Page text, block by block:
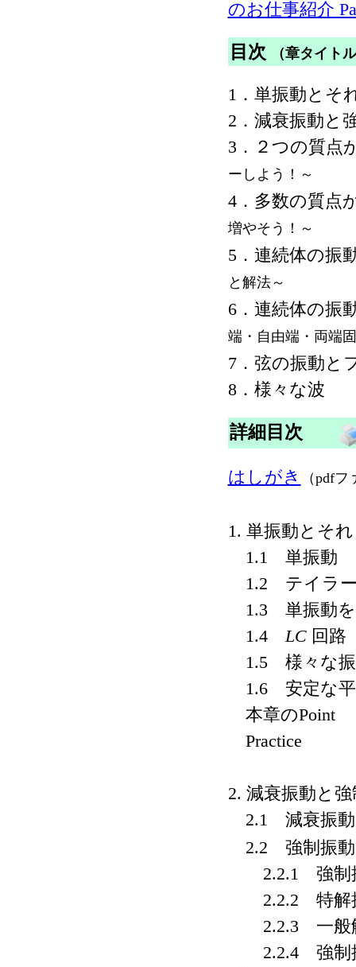
のお仕事紹介
目次 （章タイト
1．単振動とそ
2．減衰振動と
3．２つの質点
ーしよう！～
4．多数の質点
増やそう！～
5．連続体の振
と解法～
6．連続体の振
端・自由端・両端
7．弦の振動と
8．様々な波
詳細目次
はしがき （pdf
1. 単振動とそ
1.1 単振動
1.2 テイラ
1.3 単振動を
1.4 LC回路
1.5 様々な振
1.6 安定な平
本章のPoint
Practice
2. 減衰振動と
2.1 減衰振
2.2 強制振動
2.2.1 強制
2.2.2 特解
2.2.3 一般
2.2.4 強制振